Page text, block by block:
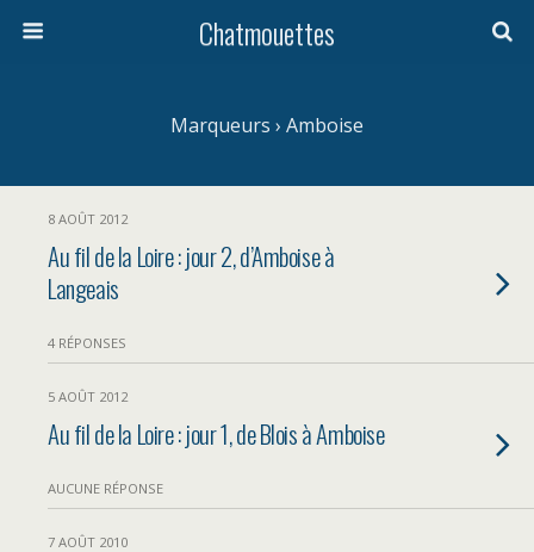
Chatmouettes
Marqueurs › Amboise
8 AOÛT 2012
Au fil de la Loire : jour 2, d’Amboise à
Langeais
4 RÉPONSES
5 AOÛT 2012
Au fil de la Loire : jour 1, de Blois à Amboise
AUCUNE RÉPONSE
7 AOÛT 2010